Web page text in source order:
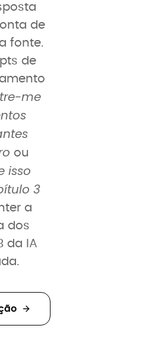
de
fonte.
de
me
ou
isso
3
a
dos
da IA